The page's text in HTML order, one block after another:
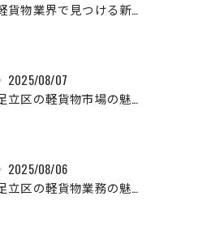
軽貨物業界で見つける新たなキャリアの可能性
2025/08/07
足立区の軽貨物市場の魅力
2025/08/06
足立区の軽貨物業務の魅力